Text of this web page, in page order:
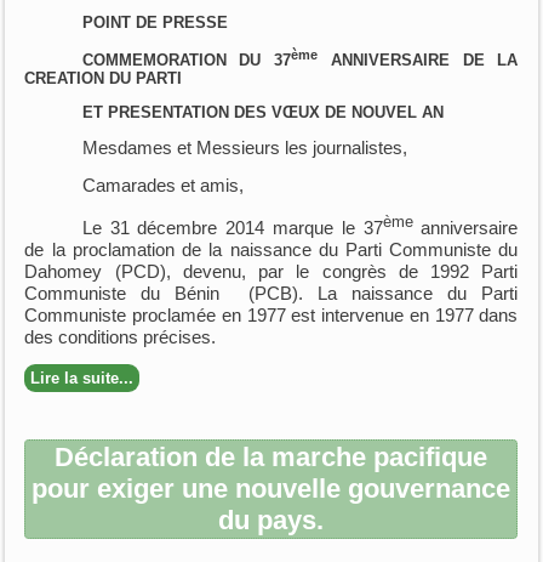
POINT DE PRESSE
COMMEMORATION DU 37ème
ANNIVERSAIRE DE LA
CREATION DU PARTI
ET PRESENTATION DES VŒUX DE NOUVEL AN
Mesdames et Messieurs les journalistes,
Camarades et amis,
Le 31 décembre 2014 marque le 37èmeanniversaire
de la proclamation de la naissance du Parti Communiste du
Dahomey (PCD), devenu, par le congrès de 1992 Parti
Communiste du Bénin (PCB). La naissance du Parti
Communiste proclamée en 1977 est intervenue en 1977 dans
des conditions précises.
Lire la suite...
Déclaration de la marche pacifique
pour exiger une nouvelle gouvernance
du pays.